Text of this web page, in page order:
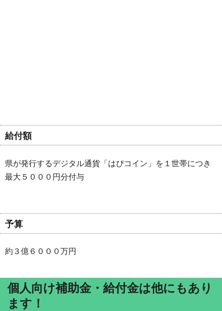
給付額
県が発行するデジタル通貨「はぴコイン」を１世帯につき
最大５０００円分付与
予算
約３億６０００万円
個人向け補助金・給付金は他にもあり
ます！